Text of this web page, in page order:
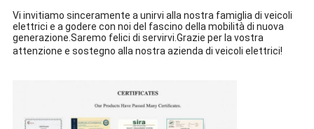
Vi invitiamo sinceramente a unirvi alla nostra famiglia di veicoli
elettrici e a godere con noi del fascino della mobilità di nuova
generazione.Saremo felici di servirvi.Grazie per la vostra
attenzione e sostegno alla nostra azienda di veicoli elettrici!